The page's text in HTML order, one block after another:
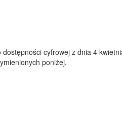
cyfrowej z dnia 4
poniżej.